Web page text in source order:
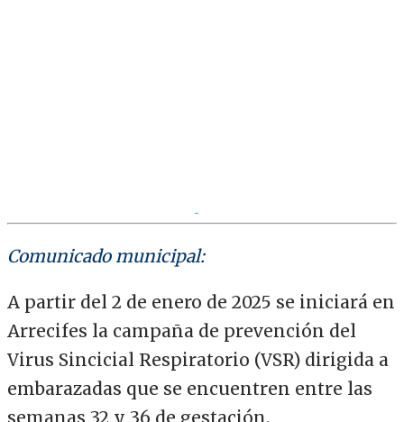
Comunicado municipal:
A partir del 2 de enero de 2025 se iniciará en
Arrecifes la campaña de prevención del
Virus Sincicial Respiratorio (VSR) dirigida a
embarazadas que se encuentren entre las